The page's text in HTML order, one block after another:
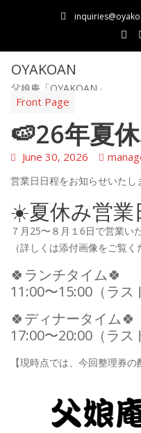
OYAKOAN
父娘庵「OYAKOAN」
Front Page
🍉26年夏
June 30, 2026
営業日日程をお知らせいたし
☀️夏休み営
７月25〜８月１6日で営業い
（詳しくは添付画像をご覧く
🍀ランチタイム🍀
11:00〜15:00（ラス
🍀ディナータイム🍀
17:00〜20:00（ラス
【現時点では、今回整理券